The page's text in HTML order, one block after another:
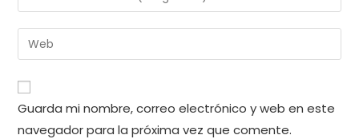
de
usuario
para
comentar
tu
dirección
de
electrónico
para
comentar
Introduce
la
URL
de
tu
Guarda mi nombre, correo electrónico y web en este
navegador para la próxima vez que comente.